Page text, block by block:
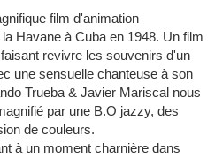
film d'animation
Havane à Cuba en 1948. Un film
revivre les souvenirs d'un
une sensuelle chanteuse à son
Trueba & Javier Mariscal nous
par une B.O jazzy, des
de couleurs.
à un moment charnière dans